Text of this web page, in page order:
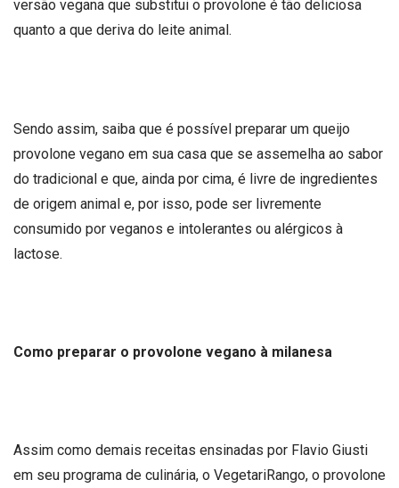
versão vegana que substitui o provolone é tão deliciosa
quanto a que deriva do leite animal.
Sendo assim, saiba que é possível preparar um queijo
provolone vegano em sua casa que se assemelha ao sabor
do tradicional e que, ainda por cima, é livre de ingredientes
de origem animal e, por isso, pode ser livremente
consumido por veganos e intolerantes ou alérgicos à
lactose.
Como preparar o provolone vegano à milanesa
Assim como demais receitas ensinadas por Flavio Giusti
em seu programa de culinária, o VegetariRango, o provolone